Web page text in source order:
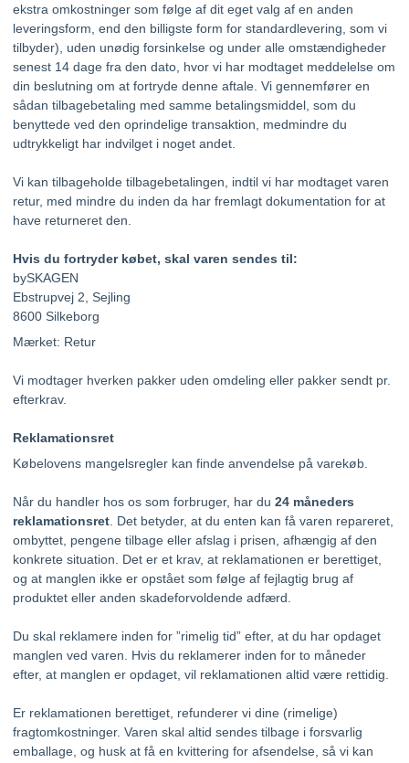
ekstra omkostninger som følge af dit eget valg af en anden
leveringsform, end den billigste form for standardlevering, som vi
tilbyder), uden unødig forsinkelse og under alle omstændigheder
senest 14 dage fra den dato, hvor vi har modtaget meddelelse om
din beslutning om at fortryde denne aftale. Vi gennemfører en
sådan tilbagebetaling med samme betalingsmiddel, som du
benyttede ved den oprindelige transaktion, medmindre du
udtrykkeligt har indvilget i noget andet.
Vi kan tilbageholde tilbagebetalingen, indtil vi har modtaget varen
retur, med mindre du inden da har fremlagt dokumentation for at
have returneret den.
Hvis du fortryder købet, skal varen sendes til:
bySKAGEN
Ebstrupvej 2, Sejling
8600 Silkeborg
Mærket: Retur
Vi modtager hverken pakker uden omdeling eller pakker sendt pr.
efterkrav.
Reklamationsret
Købelovens mangelsregler kan finde anvendelse på varekøb.
Når du handler hos os som forbruger, har du24 måneders
reklamationsret . Det betyder, at du enten kan få varen repareret,
ombyttet, pengene tilbage eller afslag i prisen, afhængig af den
konkrete situation. Det er et krav, at reklamationen er berettiget,
og at manglen ikke er opstået som følge af fejlagtig brug af
produktet eller anden skadeforvoldende adfærd.
Du skal reklamere inden for ”rimelig tid” efter, at du har opdaget
manglen ved varen. Hvis du reklamerer inden for to måneder
efter, at manglen er opdaget, vil reklamationen altid være rettidig.
Er reklamationen berettiget, refunderer vi dine (rimelige)
fragtomkostninger. Varen skal altid sendes tilbage i forsvarlig
emballage, og husk at få en kvittering for afsendelse, så vi kan